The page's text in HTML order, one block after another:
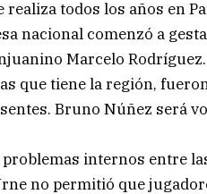
todos los años en
nacional comenzó a
Marcelo Rodríguez.
que tiene la región,
Bruno Núñez será
internos entre
no permitió que